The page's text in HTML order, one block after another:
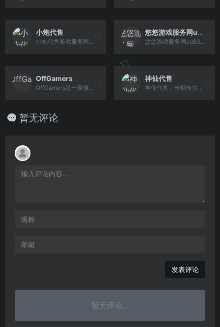
小炮代售
小炮代售游戏服务网，专业的账号交易平台，坦克世界、战舰世界游戏交易。
悠悠游戏服务网uu898.com
悠悠游戏服务网uu898是一个网络游戏交易平台，真诚为广大玩家提供手游、游戏币、游戏账号、点卡、装备、金币元宝、游戏代练等交易服务，游戏交易就上uu898.com！
OffGamers
OffGamers是一家值得信赖的在线数字游戏商店网站，提供200多种有价代金券/卡的销售，其实这个网站主要是兑换游戏点卡之类的网站。OffGamers可以在线安全使用PayPal，信用卡，代金券等购买礼品卡，游戏卡和PC游戏cd key。
神仙代售
神仙代售，长期专注于账号交易多年，具有完整的交易流程以及处理找回售后的经验，旨在打造最安全账号交易平台。
暂无评论
发表评论
暂无评论...